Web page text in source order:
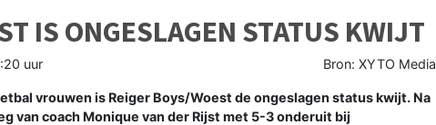
IS ONGESLAGEN STATUS KWIJT
uur Bron: XYTO Media
vrouwen is Reiger Boys/Woest de ongeslagen status kwijt. Na
van coach Monique van der Rijst met 5-3 onderuit bij